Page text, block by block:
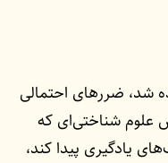
شد،‌ ضررهای احتمالی
علوم شناختی‌ای که
یادگیری پیدا کند،